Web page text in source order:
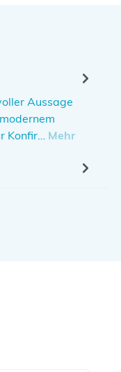
Aussage
Konfir… Mehr